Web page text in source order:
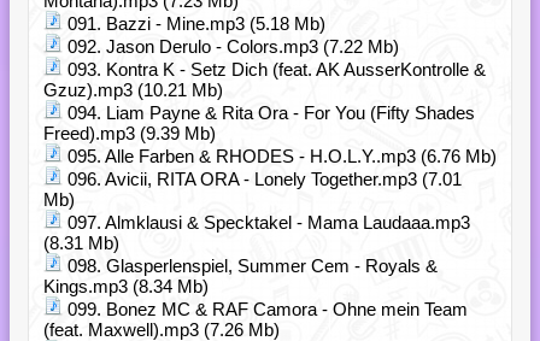
091. Bazzi - Mine.mp3 (5.18 Mb)
092. Jason Derulo - Colors.mp3 (7.22 Mb)
093. Kontra K - Setz Dich (feat. AK AusserKontrolle &
Gzuz).mp3 (10.21 Mb)
094. Liam Payne & Rita Ora - For You (Fifty Shades
Freed).mp3 (9.39 Mb)
095. Alle Farben & RHODES - H.O.L.Y..mp3 (6.76 Mb)
096. Avicii, RITA ORA - Lonely Together.mp3 (7.01
Mb)
097. Almklausi & Specktakel - Mama Laudaaa.mp3
(8.31 Mb)
098. Glasperlenspiel, Summer Cem - Royals &
Kings.mp3 (8.34 Mb)
099. Bonez MC & RAF Camora - Ohne mein Team
(feat. Maxwell).mp3 (7.26 Mb)